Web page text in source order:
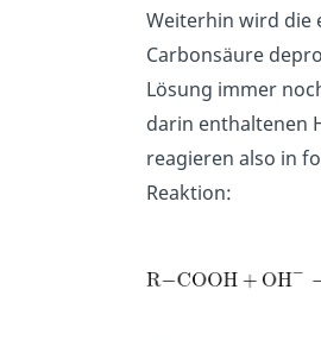
Weiterhin wird die
Carbonsäure
Lösung immer
darin enthaltenen
reagieren also in
Reaktion: